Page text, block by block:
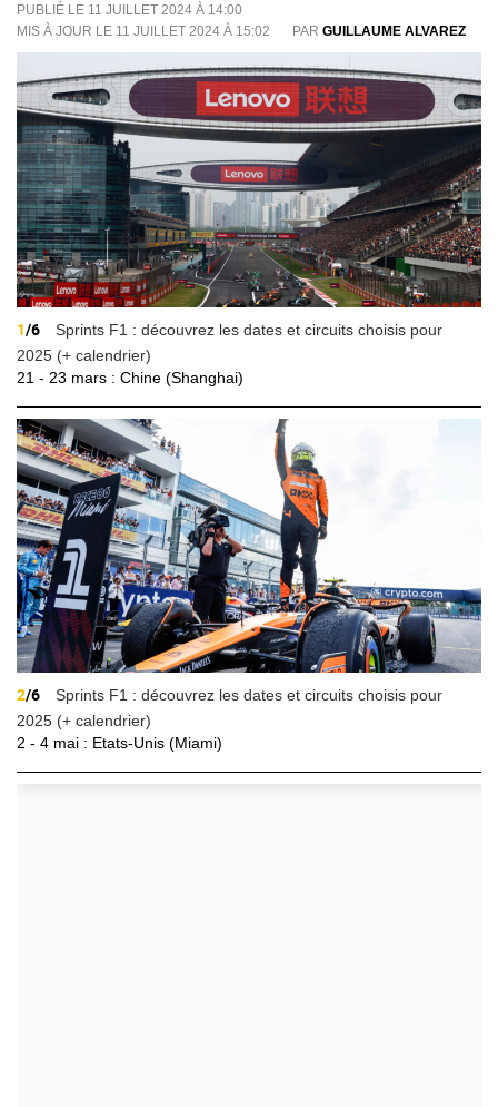
PUBLIÉ LE 11 JUILLET 2024 À 14:00
MIS À JOUR LE 11 JUILLET 2024 À 15:02
PAR GUILLAUME ALVAREZ
1/6
Sprints F1 : découvrez les dates et circuits choisis pour
2025 (+ calendrier)
21 - 23 mars : Chine (Shanghai)
2/6
Sprints F1 : découvrez les dates et circuits choisis pour
2025 (+ calendrier)
2 - 4 mai : Etats-Unis (Miami)